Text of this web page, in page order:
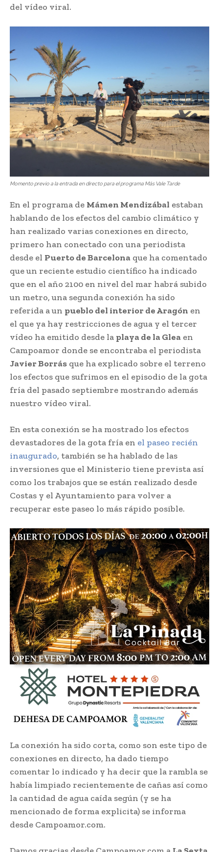
del vídeo viral.
Momento previo a la entrada en directo para el programa Más Vale Tarde
En el programa de Mámen Mendizábal estaban
hablando de los efectos del cambio climático y
han realizado varias conexiones en directo,
primero han conectado con una periodista
desde el Puerto de Barcelona que ha comentado
que un reciente estudio científico ha indicado
que en el año 2100 en nivel del mar habrá subido
un metro, una segunda conexión ha sido
referida a un pueblo del interior de Aragón en
el que ya hay restricciones de agua y el tercer
vídeo ha emitido desde la playa de la Glea en
Campoamor donde se encontraba el periodista
Javier Borrás que ha explicado sobre el terreno
los efectos que sufrimos en el episodio de la gota
fría del pasado septiembre mostrando además
nuestro vídeo viral.
En esta conexión se ha mostrado los efectos
devastadores de la gota fría en el paseo recién
inaugurado, también se ha hablado de las
inversiones que el Ministerio tiene prevista así
como los trabajos que se están realizado desde
Costas y el Ayuntamiento para volver a
recuperar este paseo lo más rápido posible.
La conexión ha sido corta, como son este tipo de
conexiones en directo, ha dado tiempo
comentar lo indicado y ha decir que la rambla se
había limpiado recientemente de cañas así como
la cantidad de agua caída según (y se ha
mencionado de forma explicita) se informa
desde Campoamor.com.